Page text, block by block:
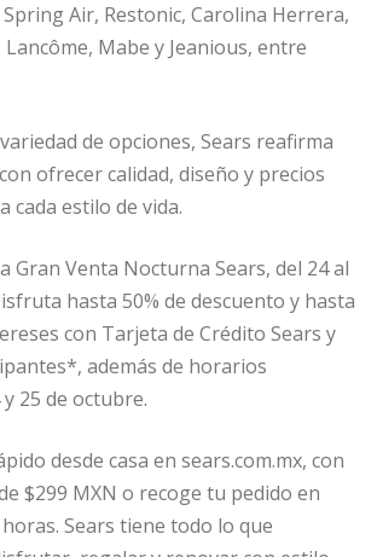
Air, Restonic, Carolina Herrera,
Mabe y Jeanious, entre
de opciones, Sears reafirma
ofrecer calidad, diseño y precios
cada estilo de vida.
Gran Venta Nocturna Sears, del 24 al
hasta 50% de descuento y hasta
con Tarjeta de Crédito Sears y
además de horarios
25 de octubre.
desde casa en sears.com.mx, con
$299 MXN o recoge tu pedido en
Sears tiene todo lo que